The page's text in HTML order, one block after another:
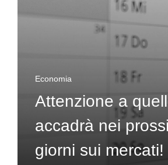
Economia
Attenzione a
accadrà nei
giorni sui